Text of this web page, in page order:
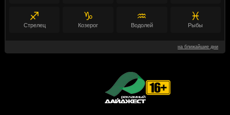
♐
Стрелец
♑
Козерог
♒
Водолей
♓
Рыбы
на ближайшие дни